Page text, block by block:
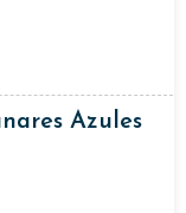
Azules